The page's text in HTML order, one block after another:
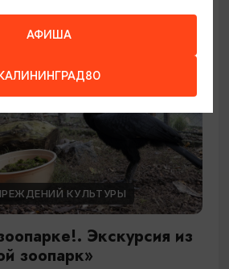
КУЛЬТУРЫ
Экскурсия из
зоопарк»
АФИША